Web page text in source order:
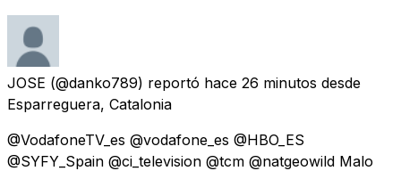
JOSE (@danko789) reportó hace 26 minutos desde
Esparreguera, Catalonia
@VodafoneTV_es @vodafone_es @HBO_ES
@SYFY_Spain @ci_television @tcm @natgeowild Malo